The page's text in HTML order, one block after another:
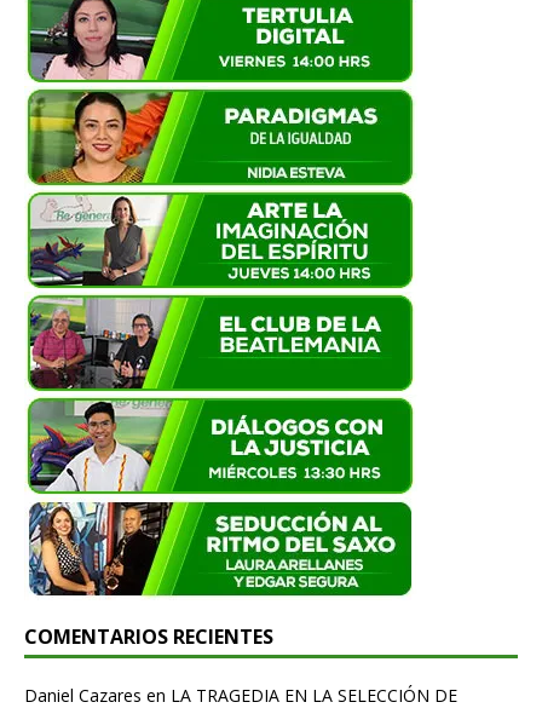
COMENTARIOS RECIENTES
Daniel Cazares en LA TRAGEDIA EN LA SELECCIÓN DE